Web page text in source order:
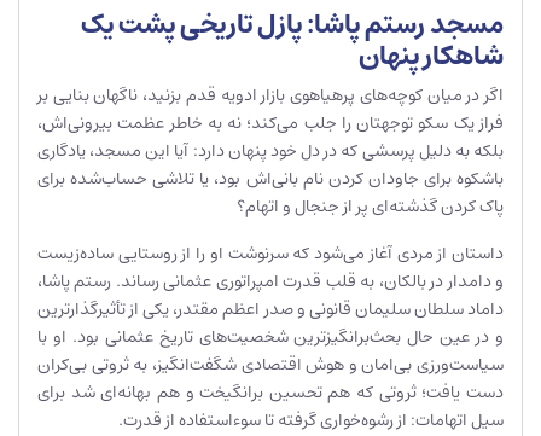
مسجد رستم پاشا: پازل تاریخی پشت یک
شاهکار پنهان
اگر در میان کوچه‌های پرهیاهوی بازار ادویه قدم بزنید، ناگهان بنایی بر
فراز یک سکو توجهتان را جلب می‌کند؛ نه به خاطر عظمت بیرونی‌اش،
بلکه به دلیل پرسشی که در دل خود پنهان دارد: آیا این مسجد، یادگاری
باشکوه برای جاودان کردن نام بانی‌اش بود، یا تلاشی حساب‌شده برای
پاک کردن گذشته‌ای پر از جنجال و اتهام؟
داستان از مردی آغاز می‌شود که سرنوشت او را از روستایی ساده‌زیست
و دامدار در بالکان، به قلب قدرت امپراتوری عثمانی رساند. رستم پاشا،
داماد سلطان سلیمان قانونی و صدر اعظم مقتدر، یکی از تأثیرگذارترین
و در عین حال بحث‌برانگیزترین شخصیت‌های تاریخ عثمانی بود. او با
سیاست‌ورزی بی‌امان و هوش اقتصادی شگفت‌انگیز، به ثروتی بی‌کران
دست یافت؛ ثروتی که هم تحسین برانگیخت و هم بهانه‌ای شد برای
سیل اتهامات: از رشوه‌خواری گرفته تا سوءاستفاده از قدرت.